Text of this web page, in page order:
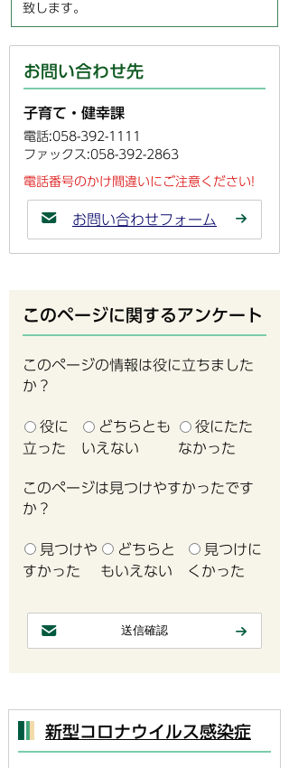
致します。
お問い合わせ先
子育て・健幸課
電話:058-392-1111
ファックス:058-392-2863
電話番号のかけ間違いにご注意ください!
お問い合わせフォーム
このページに関するアンケート
このページの情報は役に立ちました
か？
役に
立った
どちらとも
いえない
役にたた
なかった
このページは見つけやすかったです
か？
見つけや
すかった
どちらと
もいえない
見つけに
くかった
新型コロナウイルス感染症